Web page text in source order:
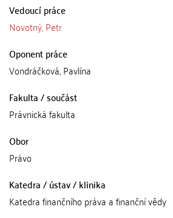
Vedoucí práce
Novotný, Petr
Oponent práce
Vondráčková, Pavlína
Fakulta / součást
Právnická fakulta
Obor
Právo
Katedra / ústav / klinika
Katedra finančního práva a finanční vědy